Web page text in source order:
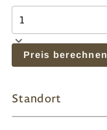
Preis berechnen
Standort